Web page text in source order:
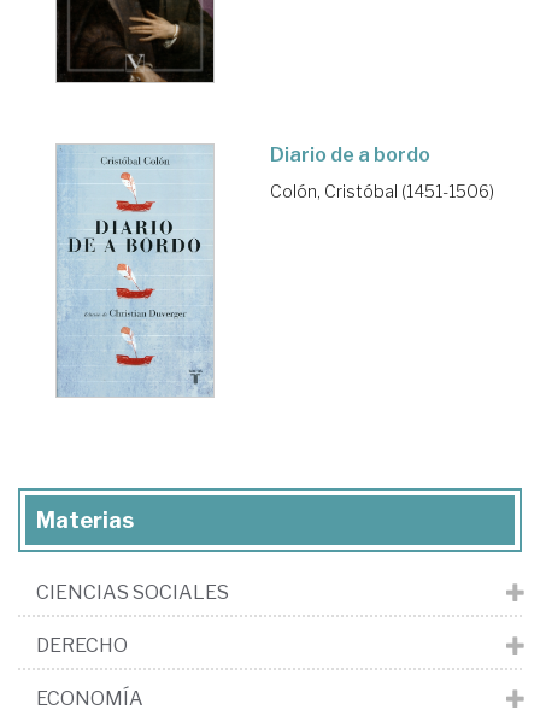
Diario de a bordo
Colón, Cristóbal (1451-1506)
Materias
CIENCIAS SOCIALES
DERECHO
ECONOMÍA